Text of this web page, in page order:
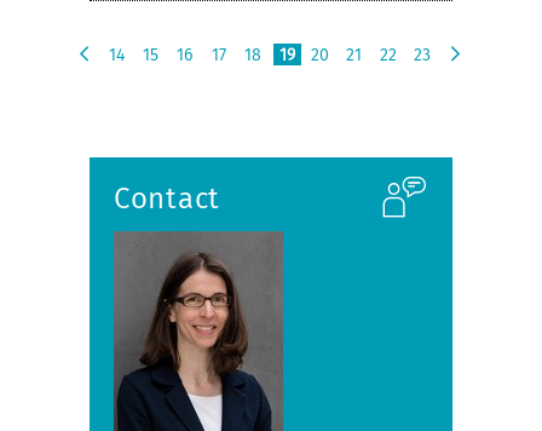
14 15 16 17 18 19 20 21 22
23
Contact